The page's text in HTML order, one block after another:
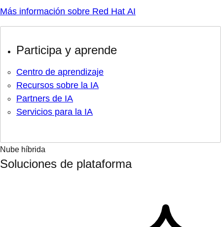
Más información sobre Red Hat AI
Participa y aprende
Centro de aprendizaje
Recursos sobre la IA
Partners de IA
Servicios para la IA
Nube híbrida
Soluciones de plataforma